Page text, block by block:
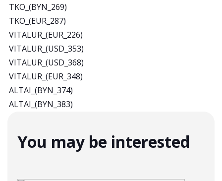
TKO_(BYN_269)
TKO_(EUR_287)
VITALUR_(EUR_226)
VITALUR_(USD_353)
VITALUR_(USD_368)
VITALUR_(EUR_348)
ALTAI_(BYN_374)
ALTAI_(BYN_383)
You may be interested